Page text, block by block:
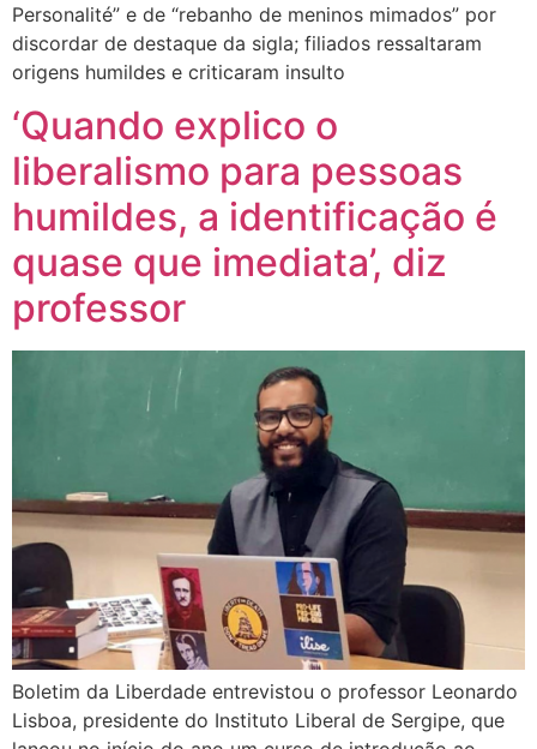
Personalité” e de “rebanho de meninos mimados” por
discordar de destaque da sigla; filiados ressaltaram
origens humildes e criticaram insulto
‘Quando explico o
liberalismo para pessoas
humildes, a identificação é
quase que imediata’, diz
professor
Boletim da Liberdade entrevistou o professor Leonardo
Lisboa, presidente do Instituto Liberal de Sergipe, que